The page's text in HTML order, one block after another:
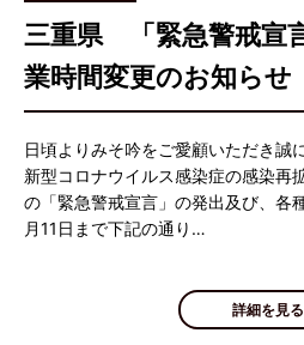
三重県 「緊急警戒宣
業時間変更のお知らせ
日頃よりみそ吟をご愛顧いただき誠
新型コロナウイルス感染症の感染再
の「緊急警戒宣言」の発出及び、各
月11日まで下記の通り…
詳細を見る